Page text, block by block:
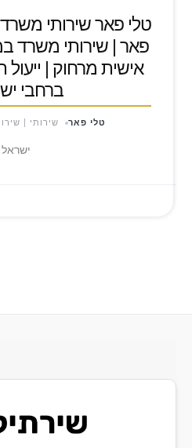
טלי פאר שירותי
פאר | שירותי משרד
אישית מרחוק | ייעול
ברחבי
טלי פאר שירותי |
ישראל